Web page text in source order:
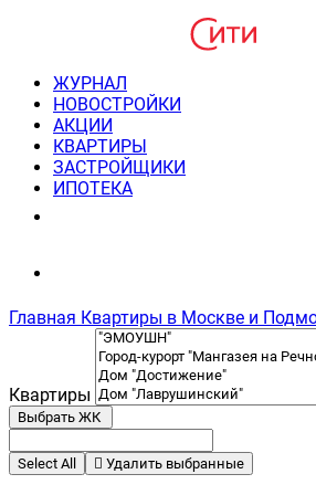
ЖУРНАЛ
НОВОСТРОЙКИ
АКЦИИ
КВАРТИРЫ
ЗАСТРОЙЩИКИ
ИПОТЕКА
Главная Квартиры в Москве и
Квартиры
Выбрать ЖК
Select All Удалить выбранные